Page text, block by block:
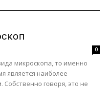
0
микроскопа, то именно
является наиболее
говоря, это не